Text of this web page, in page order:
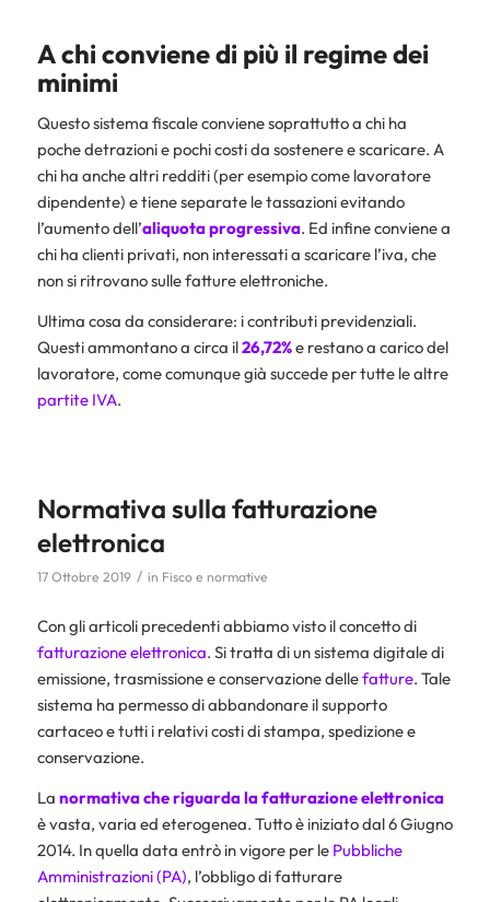
A chi conviene di più il regime dei
minimi
Questo sistema fiscale conviene soprattutto a chi ha
poche detrazioni e pochi costi da sostenere e scaricare. A
chi ha anche altri redditi (per esempio come lavoratore
dipendente) e tiene separate le tassazioni evitando
l’aumento dell’aliquota progressiva. Ed infine conviene a
chi ha clienti privati, non interessati a scaricare l’iva, che
non si ritrovano sulle fatture elettroniche.
Ultima cosa da considerare: i contributi previdenziali.
Questi ammontano a circa il26,72%e restano a carico del
lavoratore, come comunque già succede per tutte le altre
partite IVA.
Normativa sulla fatturazione
elettronica
17 Ottobre 2019 / in Fisco e normative
Con gli articoli precedenti abbiamo visto il concetto di
fatturazione elettronica. Si tratta di un sistema digitale di
emissione, trasmissione e conservazione dellefatture. Tale
sistema ha permesso di abbandonare il supporto
cartaceo e tutti i relativi costi di stampa, spedizione e
conservazione.
La normativa che riguarda la fatturazione elettronica
è vasta, varia ed eterogenea. Tutto è iniziato dal 6 Giugno
2014. In quella data entrò in vigore per le Pubbliche
Amministrazioni (PA), l’obbligo di fatturare